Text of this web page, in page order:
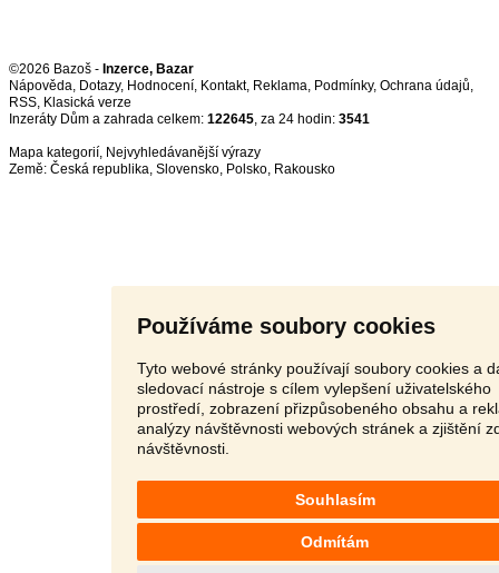
Používáme soubory cookies
Tyto webové stránky používají soubory cookies a
sledovací nástroje s cílem vylepšení uživatelského
prostředí, zobrazení přizpůsobeného obsahu a
analýzy návštěvnosti webových stránek a zjištění
návštěvnosti.
Souhlasím
Odmítám
©2026 Bazoš - Inzerce, Bazar
Nápověda, Dotazy, Hodnocení, Kontakt, Reklama, Podmínky, Ochrana údajů,
RSS,
Inzeráty Dům a zahrada celkem: 122645, za 24 hodin: 3541
Mapa kategorií, Nejvyhledávanější výrazy
Země: Česká republika, Slovensko, Polsko, Rakousko